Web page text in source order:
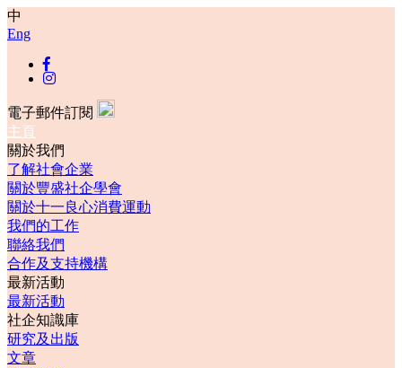
中
Eng
電子郵件訂閱
主頁
關於我們
了解社會企業
關於豐盛社企學會
關於十一良心消費運動
我們的工作
聯絡我們
合作及支持機構
最新活動
最新活動
社企知識庫
研究及出版
文章